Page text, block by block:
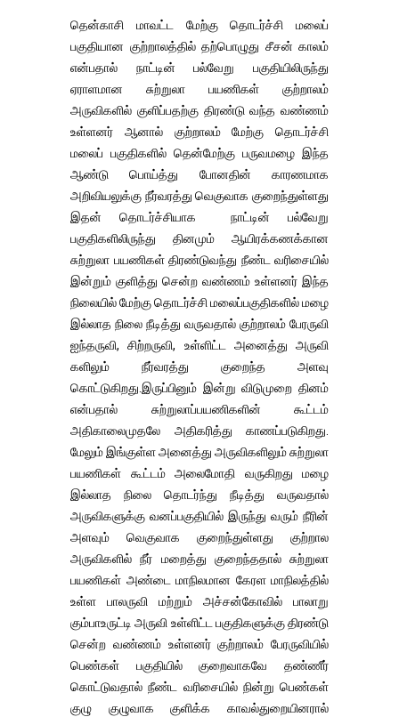
தென்காசி மாவட்ட மேற்கு தொடர்ச்சி மலைப்
பகுதியான குற்றாலத்தில் தற்பொழுது சீசன் காலம்
என்பதால் நாட்டின் பல்வேறு பகுதியிலிருந்து
ஏராளமான சுற்றுலா பயணிகள் குற்றாலம்
அருவிகளில் குளிப்பதற்கு திரண்டு வந்த வண்ணம்
உள்ளனர் ஆனால் குற்றாலம் மேற்கு தொடர்ச்சி
மலைப் பகுதிகளில் தென்மேற்கு பருவமழை இந்த
ஆண்டு பொய்த்து போனதின் காரணமாக
அறிவியலுக்கு நீர்வரத்து வெகுவாக குறைந்துள்ளது
இதன் தொடர்ச்சியாக நாட்டின் பல்வேறு
பகுதிகளிலிருந்து தினமும் ஆயிரக்கணக்கான
சுற்றுலா பயணிகள் திரண்டுவந்து நீண்ட வரிசையில்
இன்றும் குளித்து சென்ற வண்ணம் உள்ளனர் இந்த
நிலையில் மேற்கு தொடர்ச்சி மலைப்பகுதிகளில் மழை
இல்லாத நிலை நீடித்து வருவதால் குற்றாலம் பேரருவி
ஐந்தருவி, சிற்றருவி, உள்ளிட்ட அனைத்து அருவி
களிலும் நீர்வரத்து குறைந்த அளவு
கொட்டுகிறது.இருப்பினும் இன்று விடுமுறை தினம்
என்பதால் சுற்றுலாப்பயணிகளின் கூட்டம்
அதிகாலைமுதலே அதிகரித்து காணப்படுகிறது.
மேலும் இங்குள்ள அனைத்து அருவிகளிலும் சுற்றுலா
பயணிகள் கூட்டம் அலைமோதி வருகிறது மழை
இல்லாத நிலை தொடர்ந்து நீடித்து வருவதால்
அருவிகளுக்கு வனப்பகுதியில் இருந்து வரும் நீரின்
அளவும் வெகுவாக குறைந்துள்ளது குற்றால
அருவிகளில் நீர் மறைத்து குறைந்ததால் சுற்றுலா
பயணிகள் அண்டை மாநிலமான கேரள மாநிலத்தில்
உள்ள பாலருவி மற்றும் அச்சன்கோவில் பாலாறு
கும்பாஉருட்டி அருவி உள்ளிட்ட பகுதிகளுக்கு திரண்டு
சென்ற வண்ணம் உள்ளனர் குற்றாலம் பேரருவியில்
பெண்கள் பகுதியில் குறைவாகவே தண்ணீர்
கொட்டுவதால் நீண்ட வரிசையில் நின்று பெண்கள்
குழு குழுவாக குளிக்க காவல்துறையினரால்